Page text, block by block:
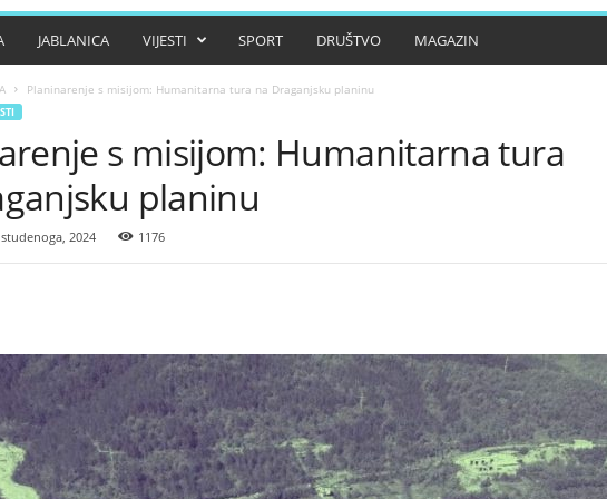
JABLANICA VIJESTI SPORT DRUŠTVO MAGAZIN
Planinarenje s misijom: Humanitarna tura na Draganjsku planinu
s misijom: Humanitarna tura
planinu
2024 1176